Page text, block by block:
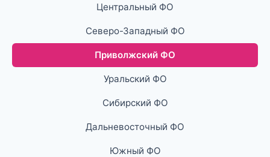
Центральный ФО
Северо-Западный ФО
Приволжский ФО
Уральский ФО
Сибирский ФО
Дальневосточный ФО
Южный ФО